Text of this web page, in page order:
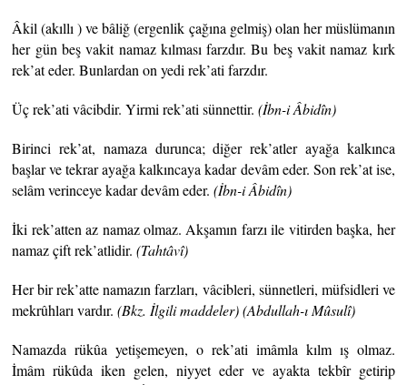
Âkil (akıllı ) ve bâliğ (ergenlik çağına gelmiş) olan her müslümanın
her gün beş vakit namaz kılması farzdır. Bu beş vakit namaz kırk
rek’at eder. Bunlardan on yedi rek’ati farzdır.
Üç rek’ati vâcibdir. Yirmi rek’ati sünnettir.(İbn-i Âbidîn)
Birinci rek’at, namaza durunca; diğer rek’atler ayağa kalkınca
başlar ve tekrar ayağa kalkıncaya kadar devâm eder. Son rek’at ise,
selâm verinceye kadar devâm eder.(İbn-iÂbidîn)
İki rek’atten az namaz olmaz. Akşamın farzı ile vitirden başka, her
namaz çift rek’atlidir.(Tahtâvî)
Her bir rek’atte namazın farzları, vâcibleri, sünnetleri, müfsidleri ve
mekrûhları vardır.(Bkz. İlgili maddeler) (Abdullah-ı Mûsulî)
Namazda rükûa yetişemeyen, o rek’ati imâmla kılm ış olmaz.
İmâm rükûda iken gelen, niyyet eder ve ayakta tekbîr getirip